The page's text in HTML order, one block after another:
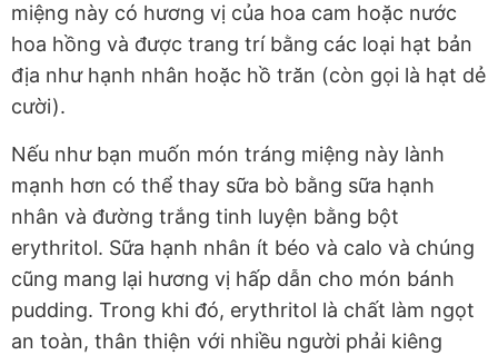
miệng này có hương vị của hoa cam hoặc nước
hoa hồng và được trang trí bằng các loại hạt bản
địa như hạnh nhân hoặc hồ trăn (còn gọi là hạt dẻ
cười).
Nếu như bạn muốn món tráng miệng này lành
mạnh hơn có thể thay sữa bò bằng sữa hạnh
nhân và đường trắng tinh luyện bằng bột
erythritol. Sữa hạnh nhân ít béo và calo và chúng
cũng mang lại hương vị hấp dẫn cho món bánh
pudding. Trong khi đó, erythritol là chất làm ngọt
an toàn, thân thiện với nhiều người phải kiêng